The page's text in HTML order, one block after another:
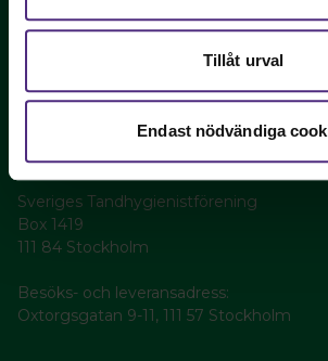
Tillåt urval
Endast nödvändiga
Sveriges Tandhygienister
Sveriges Tandhygienistförening
Box 1419
111 84 Stockholm
Besöks- och leveransadress:
Oxtorgsgatan 9-11, 111 57 Stockholm